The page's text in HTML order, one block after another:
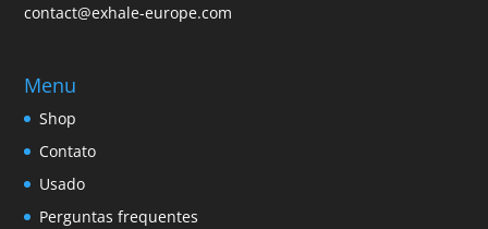
contact@exhale-europe.com
Menu
Shop
Contato
Usado
Perguntas frequentes